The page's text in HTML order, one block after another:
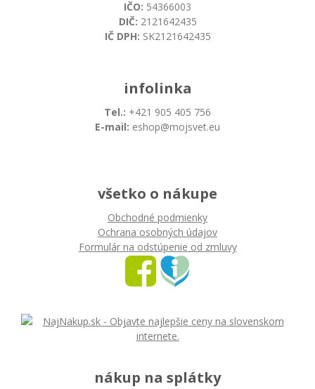
IČO: 54366003
DIČ: 2121642435
IČ DPH: SK2121642435
infolinka
Tel.: +421 905 405 756
E-mail: eshop@mojsvet.eu
všetko o nákupe
Obchodné podmienky
Ochrana osobných údajov
Formulár na odstúpenie od zmluvy
nákup na splátky